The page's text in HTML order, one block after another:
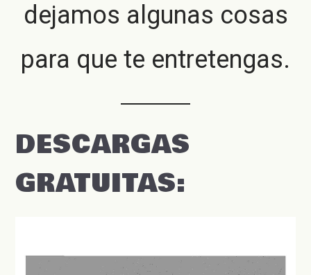
dejamos algunas cosas
para que te entretengas.
DESCARGAS
GRATUITAS: